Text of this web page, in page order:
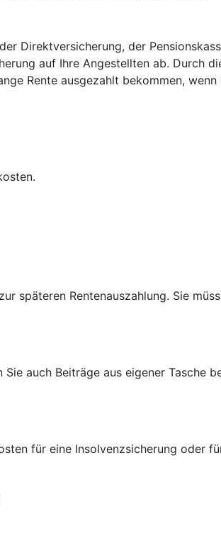
Direktversicherung, der
auf Ihre Angestellten ab. Durch
Rente ausgezahlt bekommen, wenn
späteren Rentenauszahlung. Sie
auch Beiträge aus eigener Tasche
für eine Insolvenzsicherung oder